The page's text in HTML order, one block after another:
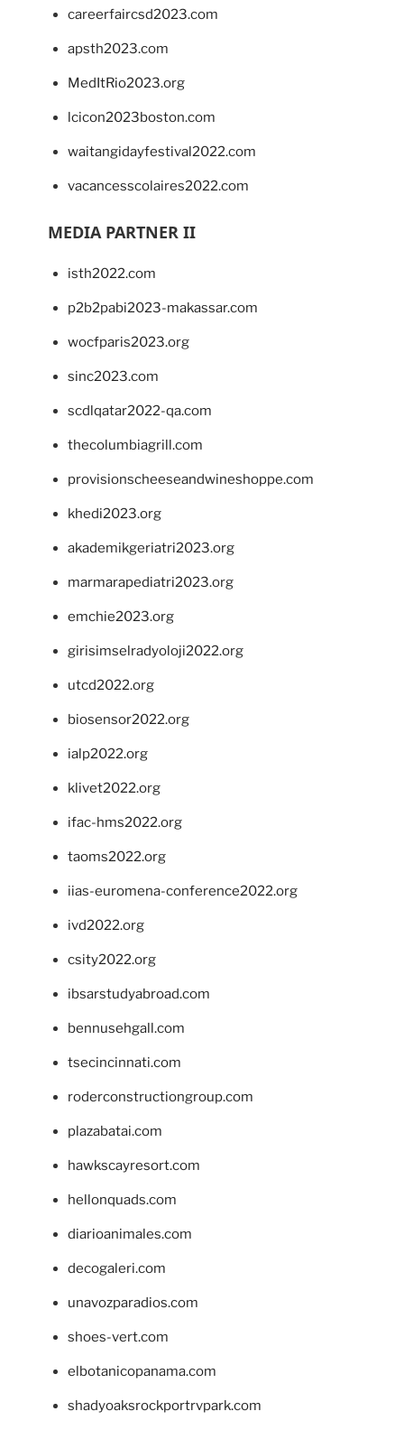
careerfaircsd2023.com
apsth2023.com
MedItRio2023.org
lcicon2023boston.com
waitangidayfestival2022.com
vacancesscolaires2022.com
MEDIA PARTNER II
isth2022.com
p2b2pabi2023-makassar.com
wocfparis2023.org
sinc2023.com
scdlqatar2022-qa.com
thecolumbiagrill.com
provisionscheeseandwineshoppe.com
khedi2023.org
akademikgeriatri2023.org
marmarapediatri2023.org
emchie2023.org
girisimselradyoloji2022.org
utcd2022.org
biosensor2022.org
ialp2022.org
klivet2022.org
ifac-hms2022.org
taoms2022.org
iias-euromena-conference2022.org
ivd2022.org
csity2022.org
ibsarstudyabroad.com
bennusehgall.com
tsecincinnati.com
roderconstructiongroup.com
plazabatai.com
hawkscayresort.com
hellonquads.com
diarioanimales.com
decogaleri.com
unavozparadios.com
shoes-vert.com
elbotanicopanama.com
shadyoaksrockportrvpark.com